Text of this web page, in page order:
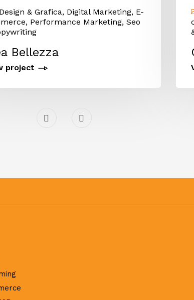
Design & Grafica, Digital Marketing, E-
Performance Marketing, Seo
Bellezza
project